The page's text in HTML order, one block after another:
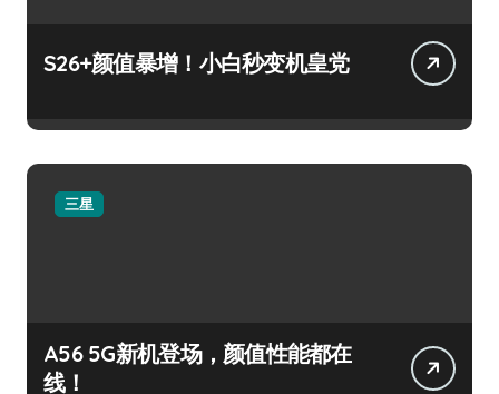
S26+颜值暴增！小白秒变机皇党
三星
A56 5G新机登场，颜值性能都在
线！